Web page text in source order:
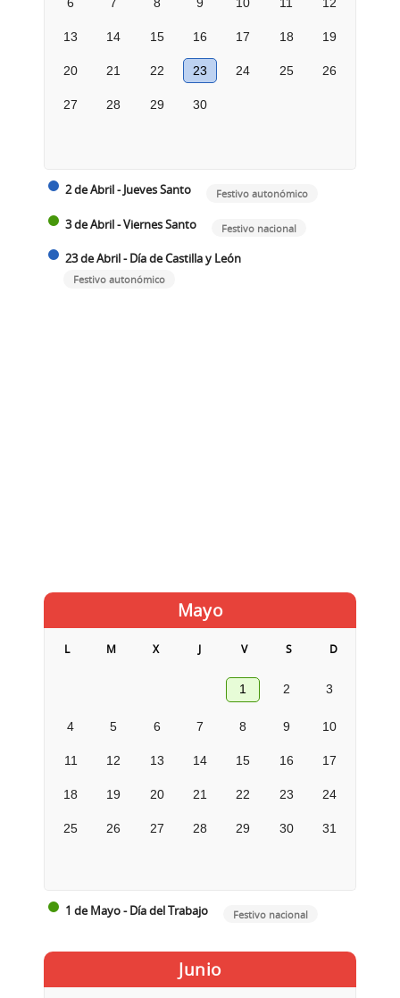
6 7 8 9 10 11 12
13 14 15 16 17 18 19
20 21 22 23 24 25 26
27 28 29 30
2 de Abril - Jueves Santo Festivo autonómico
3 de Abril - Viernes Santo Festivo nacional
23 de Abril - Día de Castilla y León
Festivo autonómico
Mayo
L M X J V S D
1 2 3
4 5 6 7 8 9 10
11 12 13 14 15 16 17
18 19 20 21 22 23 24
25 26 27 28 29 30 31
1 de Mayo - Día del Trabajo Festivo nacional
Junio